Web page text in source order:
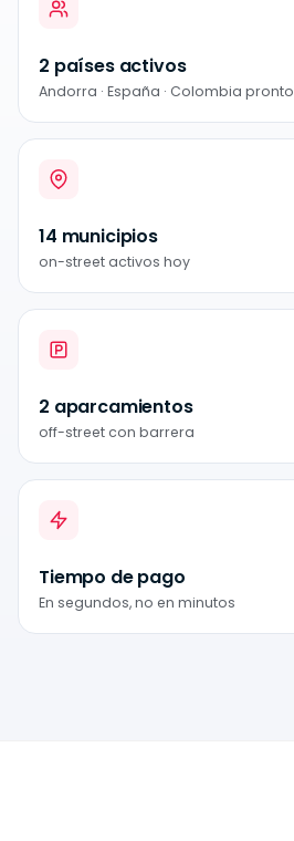
2 países activos
Andorra · España · Colombia pronto
14 municipios
on-street activos hoy
2 aparcamientos
off-street con barrera
Tiempo de pago
En segundos, no en minutos